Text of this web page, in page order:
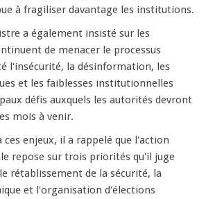
à fragiliser davantage les institutions.
a également insisté sur les
de menacer le processus
l'insécurité, la désinformation, les
et les faiblesses institutionnelles
défis auxquels les autorités devront
mois à venir.
ces enjeux, il a rappelé que l'action
repose sur trois priorités qu'il juge
rétablissement de la sécurité, la
et l'organisation d'élections